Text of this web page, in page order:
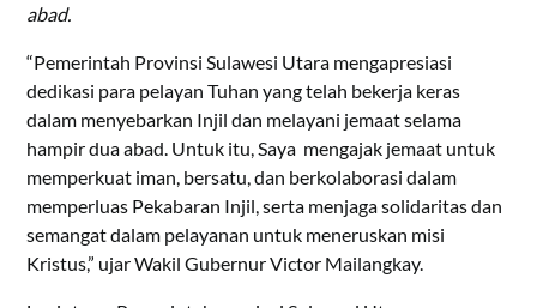
abad.
“Pemerintah Provinsi Sulawesi Utara mengapresiasi
dedikasi para pelayan Tuhan yang telah bekerja keras
dalam menyebarkan Injil dan melayani jemaat selama
hampir dua abad. Untuk itu, Saya mengajak jemaat untuk
memperkuat iman, bersatu, dan berkolaborasi dalam
memperluas Pekabaran Injil, serta menjaga solidaritas dan
semangat dalam pelayanan untuk meneruskan misi
Kristus,” ujar Wakil Gubernur Victor Mailangkay.